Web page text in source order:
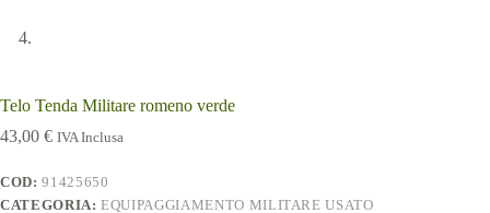
Telo Tenda Militare romeno verde
43,00 € IVA Inclusa
COD:91425650
CATEGORIA:EQUIPAGGIAMENTO MILITARE USATO